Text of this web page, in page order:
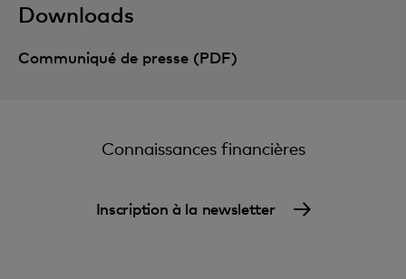
Downloads
Communiqué de presse (PDF)
Connaissances financières
Inscription à la newsletter